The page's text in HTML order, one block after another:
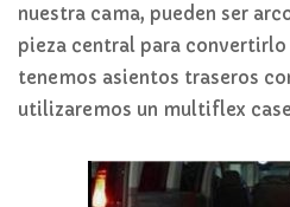
nuestra cama, pueden ser
pieza central para
tenemos asientos traseros
utilizaremos un multiflex